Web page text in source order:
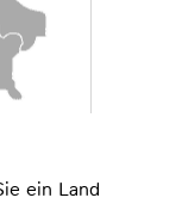
ein Land